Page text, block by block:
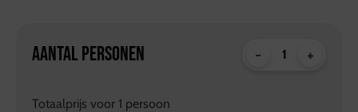
AANTAL PERSONEN - +
Totaalprijs voor 1 persoon